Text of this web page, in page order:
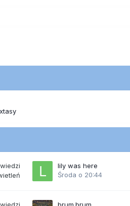
lily was here
Środa o 20:44
brum.brum